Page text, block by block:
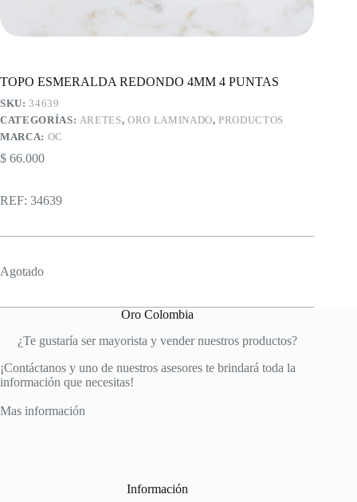
TOPO ESMERALDA REDONDO 4MM 4 PUNTAS
SKU:34639
CATEGORÍAS: ARETES,ORO LAMINADO,PRODUCTOS
MARCA: OC
$ 66.000
REF: 34639
Agotado
Oro Colombia
¿Te gustaría ser mayorista y vender nuestros productos?
¡Contáctanos y uno de nuestros asesores te brindará toda la
información que necesitas!
Mas información
Información